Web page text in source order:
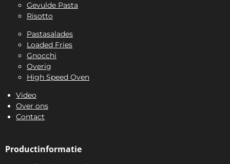
Gevulde Pasta
Risotto
Pastasalades
Loaded Fries
Gnocchi
Overig
High Speed Oven
Video
Over ons
Contact
Productinformatie